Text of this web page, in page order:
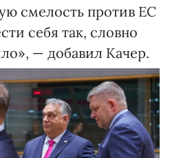
смелость против ЕС
себя так, словно
— добавил Качер.